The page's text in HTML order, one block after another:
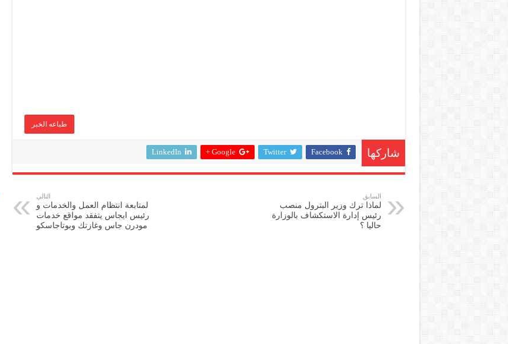
طباعه الخبر
شاركها Facebook
Twitter
Google +
LinkedIn
السابق
لماذا ترك وزير البترول منصب
رئيس إدارة الاستكشاف بالوزارة
حاليا ؟
التالي
لمتابعة انتظام العمل والخدمات و
رئيس ايجاس يتفقد مواقع خدمات
مودرن جاس وغازتك وبوتاجاسكو